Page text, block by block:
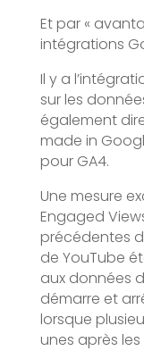
Et par «
intégrations
Il y a
sur les
également
made in
pour GA4.
Une mesure
Engaged
précédentes
de YouTube
aux données
démarre et
lorsque
unes après